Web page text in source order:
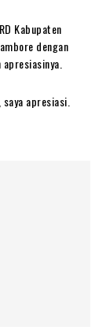
Kabupaten
dengan
apresiasi.